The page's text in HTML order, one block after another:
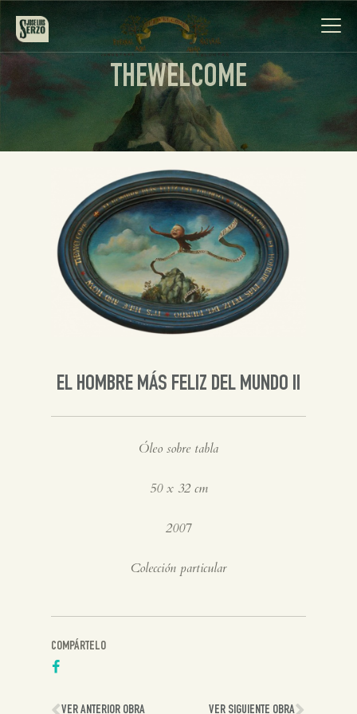
Obra
Biografía
Noticias
Contacto
Inglés
THEWELCOME
EL HOMBRE MÁS FELIZ DEL MUNDO II
Óleo sobre tabla
50 x 32 cm
2007
Colección particular
COMPÁRTELO
VER ANTERIOR OBRA VER SIGUIENTE OBRA